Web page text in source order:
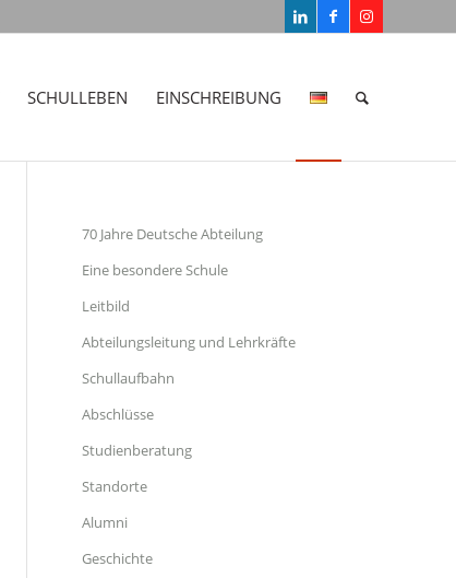
SCHULLEBEN EINSCHREIBUNG
70 Jahre Deutsche Abteilung
Eine besondere Schule
Leitbild
Abteilungsleitung und Lehrkräfte
Schullaufbahn
Abschlüsse
Studienberatung
Standorte
Alumni
Geschichte